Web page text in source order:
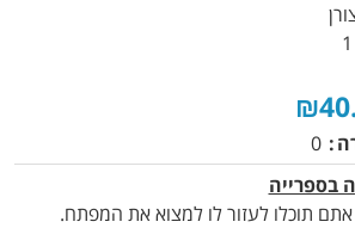
0
בספרייה
אתם תוכלו לעזור לו למצוא את המפתח.